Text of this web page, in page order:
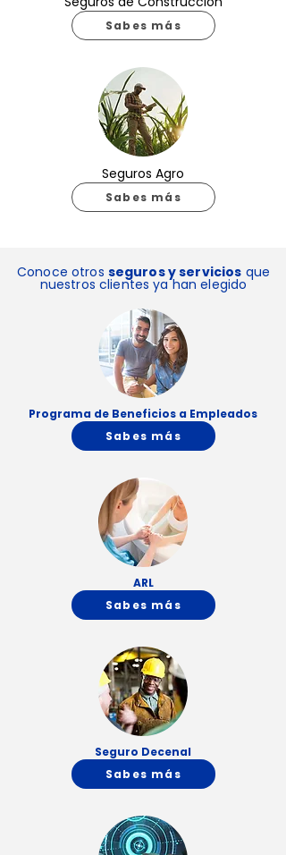
Sabes más
Seguros Agro
Sabes más
Conoce otros seguros y servicios que
nuestros clientes ya han elegido
Programa de Beneficios a Empleados
Sabes más
ARL
Sabes más
Seguro Decenal
Sabes más